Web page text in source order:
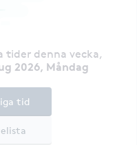
tider denna vecka,
2026, Måndag
tid